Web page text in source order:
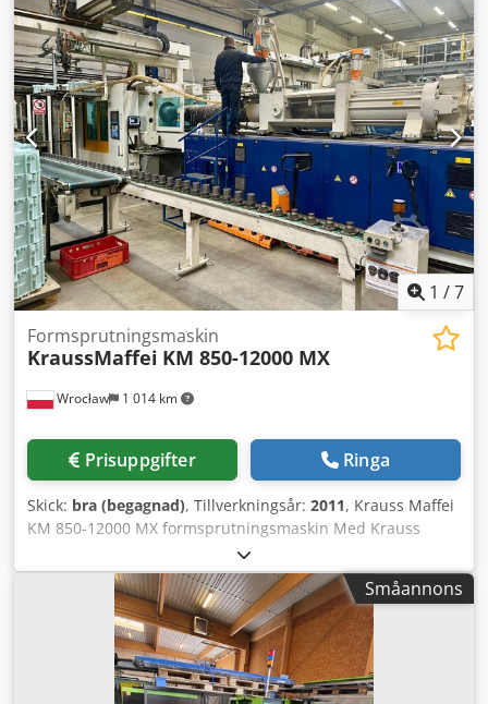
1 /7
Wrocław 1 014 km
Formsprutningsmaskin
KraussMaffei KM 850-12000 MX
Prisuppgifter Ringa
Skick: bra (begagnad), Tillverkningsår: 2011, Krauss Maffei
KM 850-12000 MX formsprutningsmaskin Med Krauss
Maffei robot Tillverkningsår: 2011 Hydraulisk-mekaniskt
tvåplåtssystem för låsning med 4 tryckkuddar och 4
låsenheter på den rörliga plattan. PV – aggregatreglering
för formsprutning. MC 5 styrsystem med färgmonitor,
integrerad manöverpanel och USB-datamedium.
Plastificeringsenhet Komplett plastificeringsenhet för
termoplaster med en skruvdiameter på 135 mm, med
Småannons